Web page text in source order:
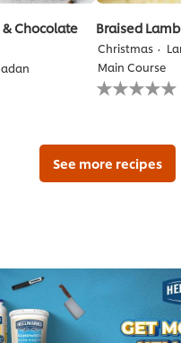
Chocolate
Braised
Christmas
Main Course
لم
يتم
تقييمات
لهذا
See more recipes